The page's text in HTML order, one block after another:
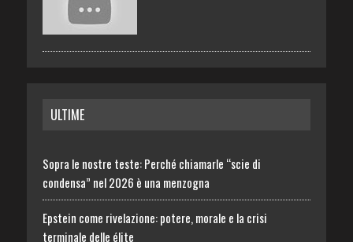
ULTIME
Sopra le nostre teste: Perché chiamarle “scie di
condensa” nel 2026 è una menzogna
Epstein come rivelazione: potere, morale e la crisi
terminale delle élite